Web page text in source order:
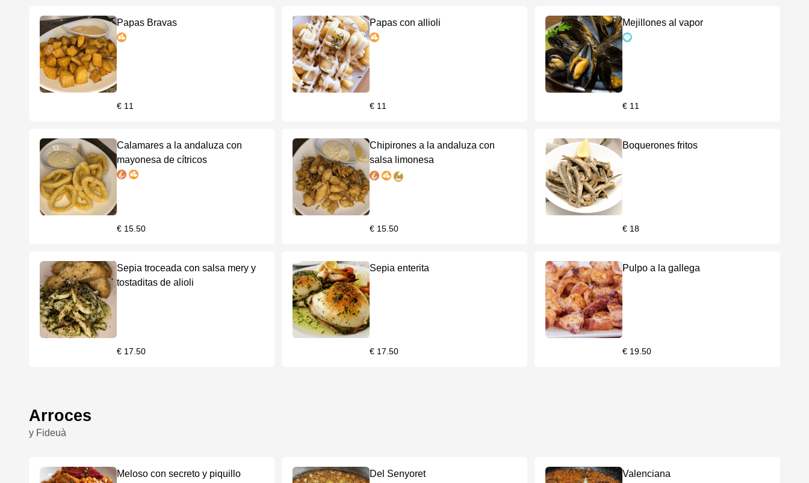
Papas Bravas
€ 11
Papas con allioli
€ 11
Mejillones al vapor
€ 11
Calamares a la andaluza con
mayonesa de cítricos
€ 15.50
Chipirones a la andaluza con
salsa limonesa
€ 15.50
Boquerones fritos
€ 18
Sepia troceada con salsa mery y
tostaditas de alioli
€ 17.50
Sepia enterita
€ 17.50
Pulpo a la gallega
€ 19.50
Arroces
y Fideuà
Meloso con secreto y piquillo Del Senyoret Valenciana